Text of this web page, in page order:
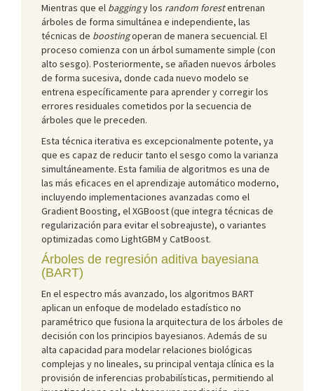
Mientras que el baggingy los random forestentrenan
árboles de forma simultánea e independiente, las
técnicas de boostingoperan de manera secuencial. El
proceso comienza con un árbol sumamente simple (con
alto sesgo). Posteriormente, se añaden nuevos árboles
de forma sucesiva, donde cada nuevo modelo se
entrena específicamente para aprender y corregir los
errores residuales cometidos por la secuencia de
árboles que le preceden.
Esta técnica iterativa es excepcionalmente potente, ya
que es capaz de reducir tanto el sesgo como la varianza
simultáneamente. Esta familia de algoritmos es una de
las más eficaces en el aprendizaje automático moderno,
incluyendo implementaciones avanzadas como el
Gradient Boosting, el XGBoost (que integra técnicas de
regularización para evitar el sobreajuste), o variantes
optimizadas como LightGBM y CatBoost.
Árboles de regresión aditiva bayesiana
(BART)
En el espectro más avanzado, los algoritmos BART
aplican un enfoque de modelado estadístico no
paramétrico que fusiona la arquitectura de los árboles de
decisión con los principios bayesianos. Además de su
alta capacidad para modelar relaciones biológicas
complejas y no lineales, su principal ventaja clínica es la
provisión de inferencias probabilísticas, permitiendo al